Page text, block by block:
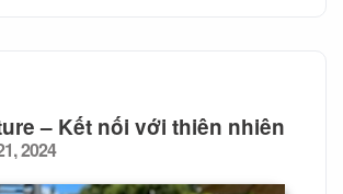
– Kết nối với thiên nhiên
2024